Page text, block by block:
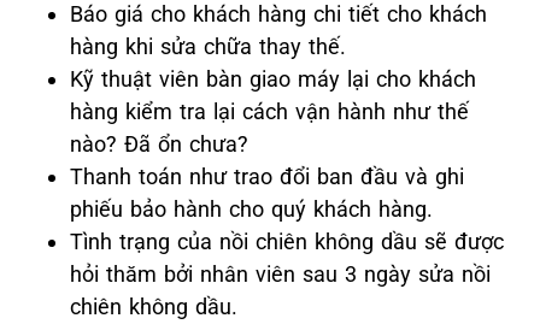
Báo giá cho khách hàng chi tiết cho khách
hàng khi sửa chữa thay thế.
Kỹ thuật viên bàn giao máy lại cho khách
hàng kiểm tra lại cách vận hành như thế
nào? Đã ổn chưa?
Thanh toán như trao đổi ban đầu và ghi
phiếu bảo hành cho quý khách hàng.
Tình trạng của nồi chiên không dầu sẽ được
hỏi thăm bởi nhân viên sau 3 ngày sửa nồi
chiên không dầu.